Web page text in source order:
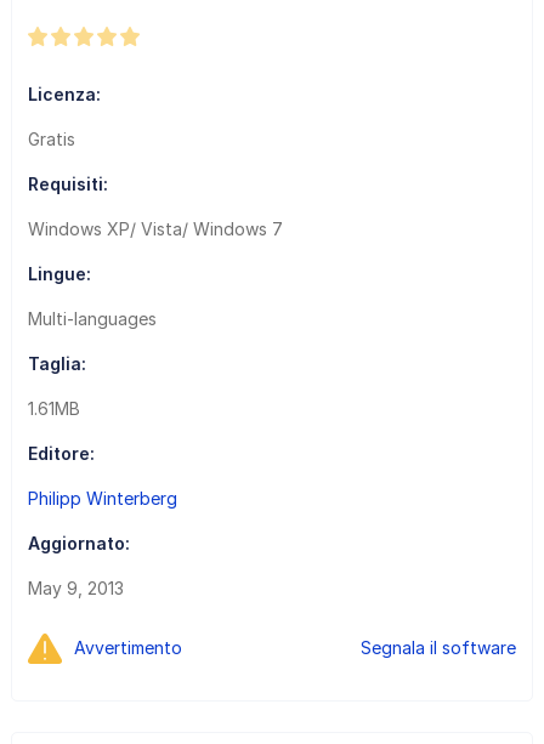
Licenza:
Gratis
Requisiti:
Windows XP/ Vista/ Windows 7
Lingue:
Multi-languages
Taglia:
1.61MB
Editore:
Philipp Winterberg
Aggiornato:
May 9, 2013
Avvertimento Segnala il software